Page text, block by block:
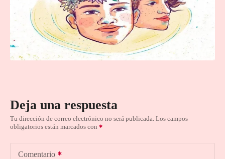
Deja una respuesta
Tu dirección de correo electrónico no será publicada. Los campos
obligatorios están marcados con
Comentario